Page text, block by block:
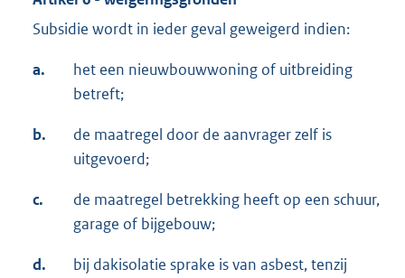
Subsidie wordt in ieder geval geweigerd indien:
a.
het een nieuwbouwwoning of uitbreiding
betreft;
b.
de maatregel door de aanvrager zelf is
uitgevoerd;
c.
de maatregel betrekking heeft op een schuur,
garage of bijgebouw;
d.
bij dakisolatie sprake is van asbest, tenzij